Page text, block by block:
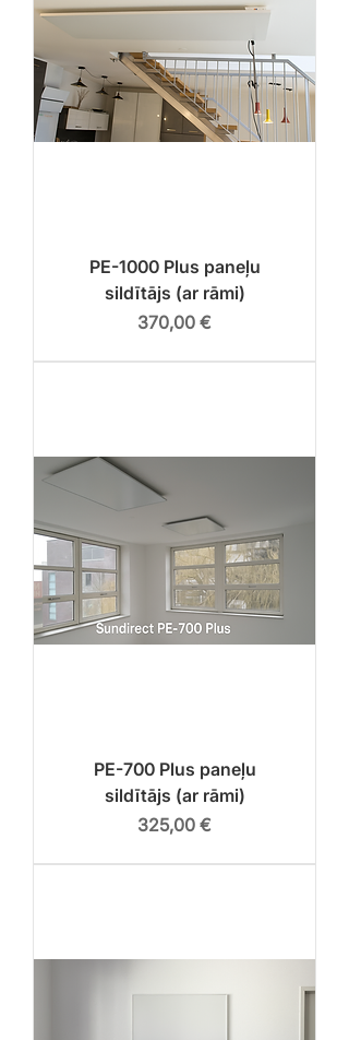
PE-1000 Plus paneļu
sildītājs (ar rāmi)
Cena
370,00 €
PE-700 Plus paneļu
sildītājs (ar rāmi)
Cena
325,00 €